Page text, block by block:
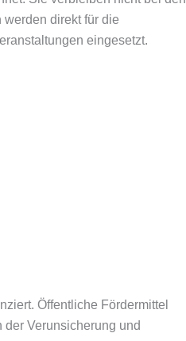
direkt für die
eingesetzt.
Öffentliche Fördermittel
der Verunsicherung und